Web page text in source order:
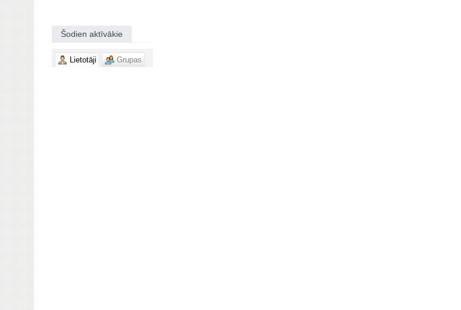
Šodien aktīvākie
Lietotāji Grupas